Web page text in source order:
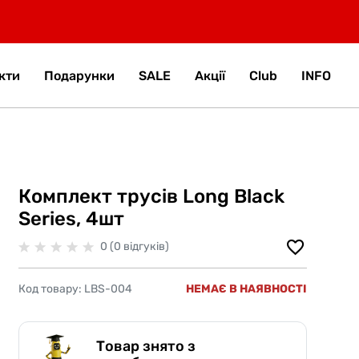
Подарунки SALE Акції Club INFO
Комплект трусів Long Black
Series, 4шт
0 (0 відгуків)
Код товару: LBS-004 НЕМАЄ В НАЯВНОСТІ
Товар знято з